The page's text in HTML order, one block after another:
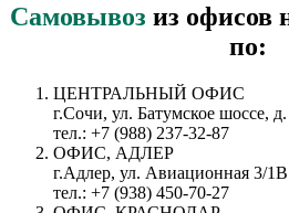
Самовывоз из офисов
по:
ЦЕНТРАЛЬНЫЙ ОФИС
г.Сочи, ул. Батумское шоссе,
тел.: +7 (988) 237-32-87
ОФИС, АДЛЕР
г.Адлер, ул. Авиационная 3/1В
тел.: +7 (938) 450-70-27